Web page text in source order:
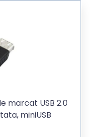
marcat USB 2.0
miniUSB